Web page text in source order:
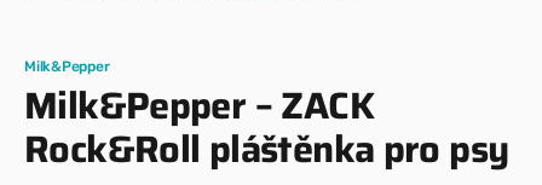
Milk&Pepper
Milk&Pepper – ZACK
Rock&Roll pláštěnka pro psy